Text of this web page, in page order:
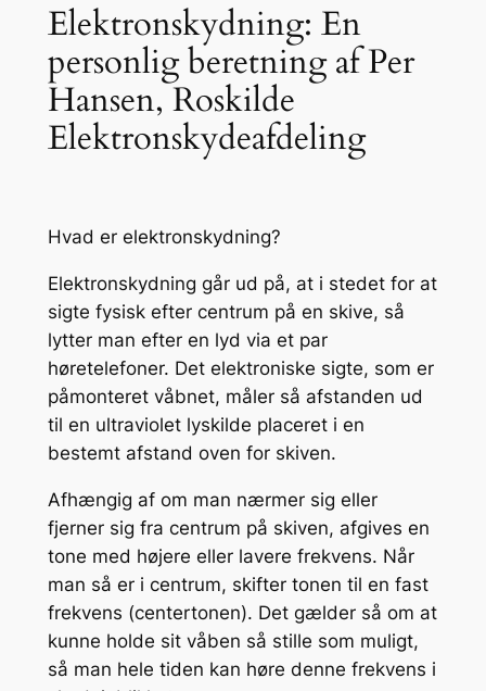
Elektronskydning: En
personlig beretning af Per
Hansen, Roskilde
Elektronskydeafdeling
Hvad er elektronskydning?
Elektronskydning går ud på, at i stedet for at
sigte fysisk efter centrum på en skive, så
lytter man efter en lyd via et par
høretelefoner. Det elektroniske sigte, som er
påmonteret våbnet, måler så afstanden ud
til en ultraviolet lyskilde placeret i en
bestemt afstand oven for skiven.
Afhængig af om man nærmer sig eller
fjerner sig fra centrum på skiven, afgives en
tone med højere eller lavere frekvens. Når
man så er i centrum, skifter tonen til en fast
frekvens (centertonen). Det gælder så om at
kunne holde sit våben så stille som muligt,
så man hele tiden kan høre denne frekvens i